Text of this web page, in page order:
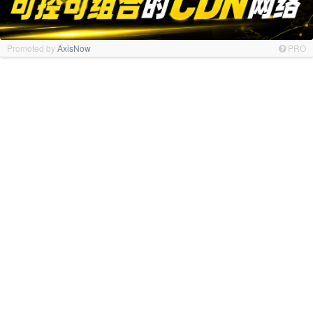
Promoted byAxisNow PRO